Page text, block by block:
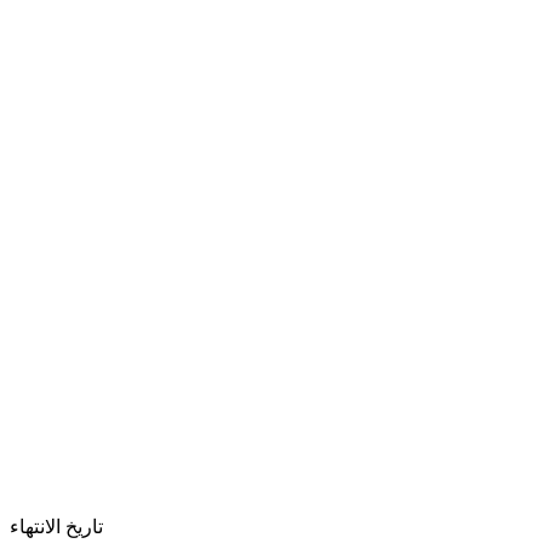
تاريخ الانتهاء